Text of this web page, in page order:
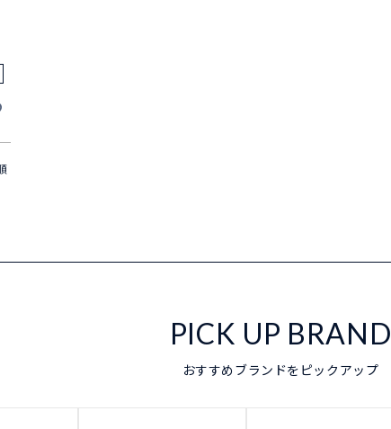
PICK UP BRAND
おすすめブランドをピックアップ